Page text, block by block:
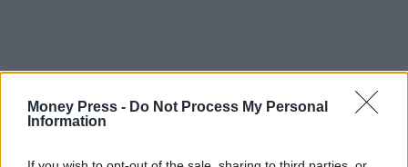
Money Press - Do Not Process My Personal
Information